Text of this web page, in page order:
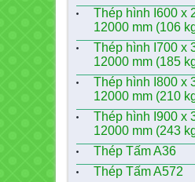
Thép hình I600 x
12000 mm (106
Thép hình I700 x
12000 mm (185
Thép hình I800 x
12000 mm (210
Thép hình I900 x
12000 mm (243
Thép Tấm A36
Thép Tấm A572